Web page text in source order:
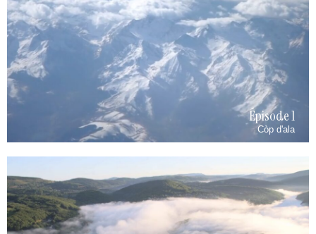
Épisode 1
Còp d'ala